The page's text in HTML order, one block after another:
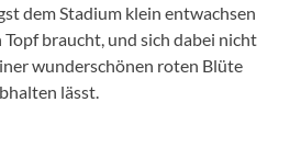
dem Stadium klein entwachsen
braucht, und sich dabei nicht
wunderschönen roten Blüte
lässt.